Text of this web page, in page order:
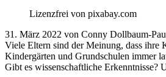
Lizenzfrei von pixabay.com
31. März 2022 von Conny Dollbaum-
Viele Eltern sind der Meinung, dass ihre
Kindergärten und Grundschulen immer
Gibt es wissenschaftliche Erkenntnisse?